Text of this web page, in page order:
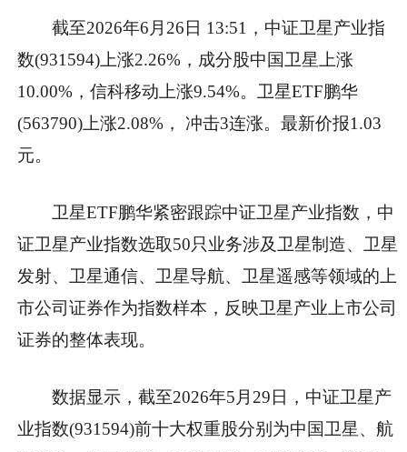
截至2026年6月26日 13:51，中证卫星产业指
数(931594)上涨2.26%，成分股中国卫星上涨
10.00%，信科移动上涨9.54%。卫星ETF鹏华
(563790)上涨2.08%， 冲击3连涨。最新价报1.03
元。
卫星ETF鹏华紧密跟踪中证卫星产业指数，中
证卫星产业指数选取50只业务涉及卫星制造、卫星
发射、卫星通信、卫星导航、卫星遥感等领域的上
市公司证券作为指数样本，反映卫星产业上市公司
证券的整体表现。
数据显示，截至2026年5月29日，中证卫星产
业指数(931594)前十大权重股分别为中国卫星、航